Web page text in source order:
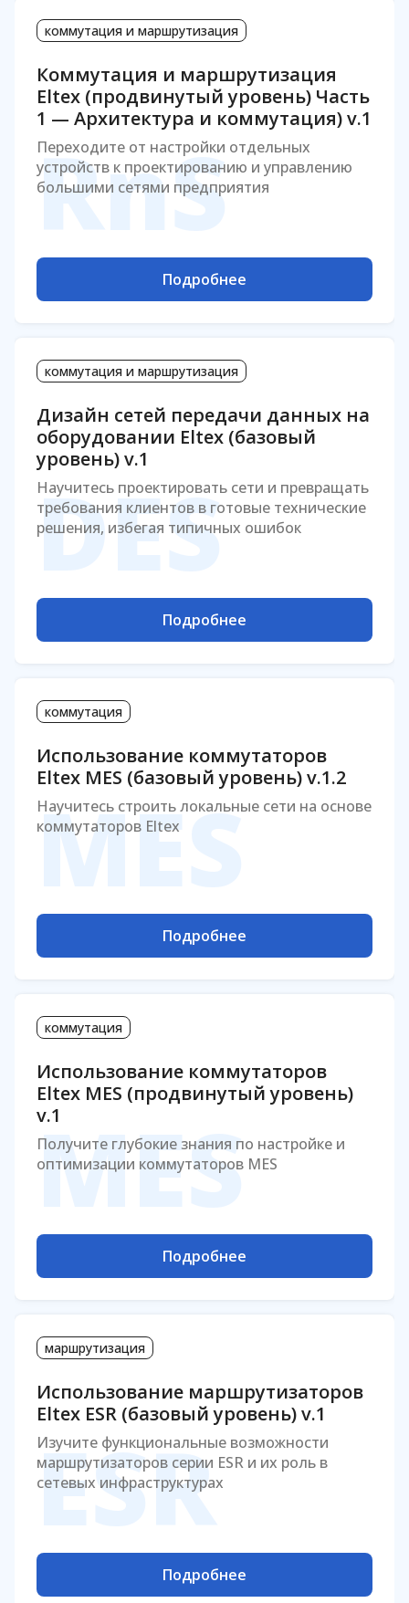
коммутация и маршрутизация
Коммутация и маршрутизация
Eltex (продвинутый уровень) Часть
1 — Архитектура и коммутация) v.1
Переходите от настройки отдельных
устройств к проектированию и управлению
большими сетями предприятия
Подробнее
RnS
коммутация и маршрутизация
Дизайн сетей передачи данных на
оборудовании Eltex (базовый
уровень) v.1
Научитесь проектировать сети и превращать
требования клиентов в готовые технические
решения, избегая типичных ошибок
Подробнее
DES
коммутация
Использование коммутаторов
Eltex MES (базовый уровень) v.1.2
Научитесь строить локальные сети на основе
коммутаторов Eltex
Подробнее
MES
коммутация
Использование коммутаторов
Eltex MES (продвинутый уровень)
v.1
Получите глубокие знания по настройке и
оптимизации коммутаторов MES
Подробнее
MES
маршрутизация
Использование маршрутизаторов
Eltex ESR (базовый уровень) v.1
Изучите функциональные возможности
маршрутизаторов серии ESR и их роль в
сетевых инфраструктурах
Подробнее
ESR